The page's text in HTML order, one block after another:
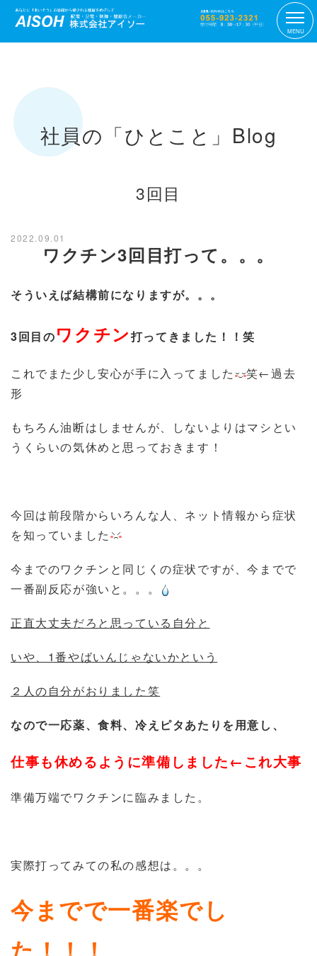
MENU
社員の「ひとこと」Blog
3回目
2022.09.01
ワクチン3回目打って。。。
そういえば結構前になりますが。。。
3回目のワクチン打ってきました！！笑
これでまた少し安心が手に入ってました
笑←過去
形
もちろん油断はしませんが、しないよりはマシとい
うくらいの気休めと思っておきます！
今回は前段階からいろんな人、ネット情報から症状
を知っていました
今までのワクチンと同じくの症状ですが、今までで
一番副反応が強いと。。。
正直大丈夫だろと思っている自分と
いや、1番やばいんじゃないかという
２人の自分がおりました笑
なので一応薬、食料、冷えピタあたりを用意し、
仕事も休めるように準備しました←これ大事
準備万端でワクチンに臨みました。
実際打ってみての私の感想は。。。
今までで一番楽でし